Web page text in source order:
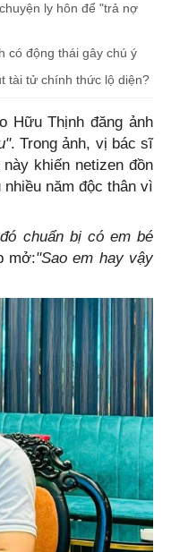
ly hôn để "trả nợ
có động thái gây chú ý
tài tử chính thức lộ diện?
Hữu Thịnh đăng ảnh
. Trong ảnh, vị bác sĩ
khiến netizen đồn
năm độc thân vì
chuẩn bị có em bé
mở:"Sao em hay vậy